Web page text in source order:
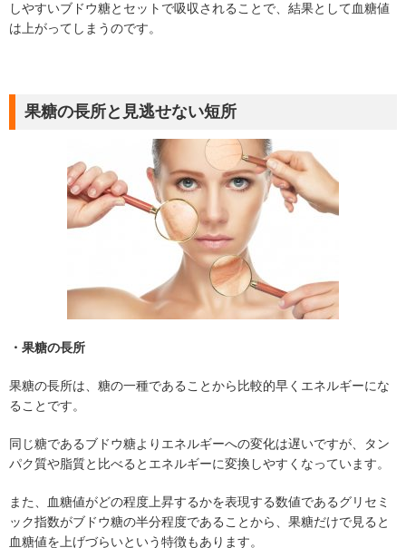
しやすいブドウ糖とセットで吸収されることで、結果として血糖値
は上がってしまうのです。
果糖の長所と見逃せない短所
・果糖の長所
果糖の長所は、糖の一種であることから比較的早くエネルギーにな
ることです。
同じ糖であるブドウ糖よりエネルギーへの変化は遅いですが、タン
パク質や脂質と比べるとエネルギーに変換しやすくなっています。
また、血糖値がどの程度上昇するかを表現する数値であるグリセミ
ック指数がブドウ糖の半分程度であることから、果糖だけで見ると
血糖値を上げづらいという特徴もあります。